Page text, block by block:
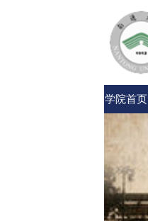
学院首页